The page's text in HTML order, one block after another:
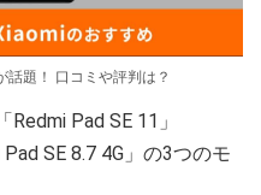
題！ 口コミや評判は？
Pad SE 11」
Pad SE 8.7 4G」の3つのモ